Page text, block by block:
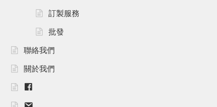
訂製服務
批發
聯絡我們
關於我們
F
m